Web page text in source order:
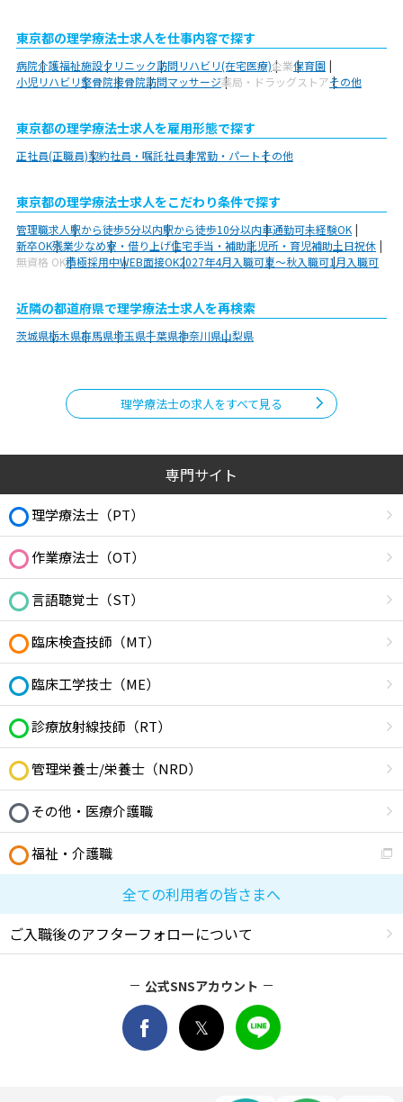
東京都の理学療法士求人を仕事内容で探す
病院介護福祉施設クリニック訪問リハビリ(在宅医療)企業保育園
小児リハビリ整骨院接骨院訪問マッサージ薬局・ドラッグストアその他
東京都の理学療法士求人を雇用形態で探す
正社員(正職員)契約社員・嘱託社員非常勤・パートその他
東京都の理学療法士求人をこだわり条件で探す
管理職求人駅から徒歩5分以内駅から徒歩10分以内車通勤可未経験OK
新卒OK残業少なめ寮・借り上げ住宅手当・補助託児所・育児補助土日祝休
無資格 OK積極採用中WEB面接OK2027年4月入職可夏～秋入職可1月入職可
近隣の都道府県で理学療法士求人を再検索
茨城県栃木県群馬県埼玉県千葉県神奈川県山梨県
理学療法士の求人をすべて見る
専門サイト
理学療法士（PT）
作業療法士（OT）
言語聴覚士（ST）
臨床検査技師（MT）
臨床工学技士（ME）
診療放射線技師（RT）
管理栄養士/栄養士（NRD）
その他・医療介護職
福祉・介護職
全ての利用者の皆さまへ
ご入職後のアフターフォローについて
公式SNSアカウント